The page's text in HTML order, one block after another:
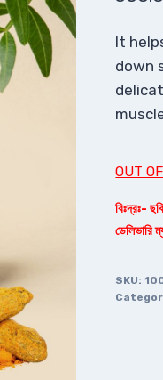
It
down
OUT
বিঃদ্রঃ-
ডেলিভারি
SKU: